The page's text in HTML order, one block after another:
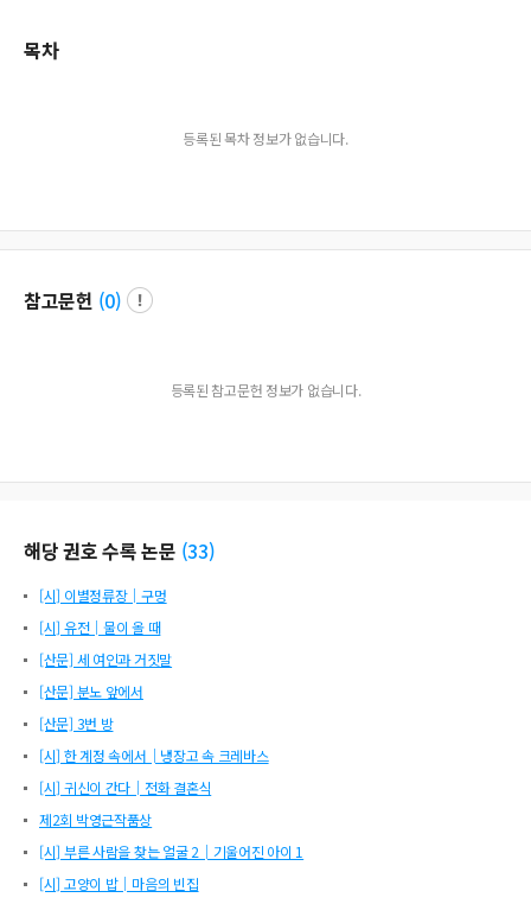
목차
등록된 목차 정보가 없습니다.
참고문헌 (0)
등록된 참고문헌 정보가 없습니다.
해당 권호 수록 논문 (33)
[시] 이별정류장│구멍
[시] 유전│물이 올 때
[산문] 세 여인과 거짓말
[산문] 분노 앞에서
[산문] 3번 방
[시] 한 계정 속에서│냉장고 속 크레바스
[시] 귀신이 간다│전화 결혼식
제2회 박영근작품상
[시] 부른 사람을 찾는 얼굴 2│기울어진 아이 1
[시] 고양이 밥│마음의 빈집